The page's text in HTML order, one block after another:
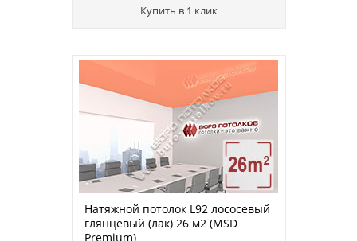
Купить в 1 клик
Натяжной потолок L92 лососевый
глянцевый (лак) 26 м2 (MSD
Premium)